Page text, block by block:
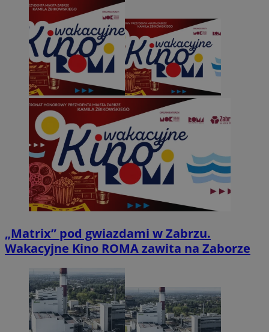
„Matrix” pod gwiazdami w Zabrzu.
Wakacyjne Kino ROMA zawita na Zaborze